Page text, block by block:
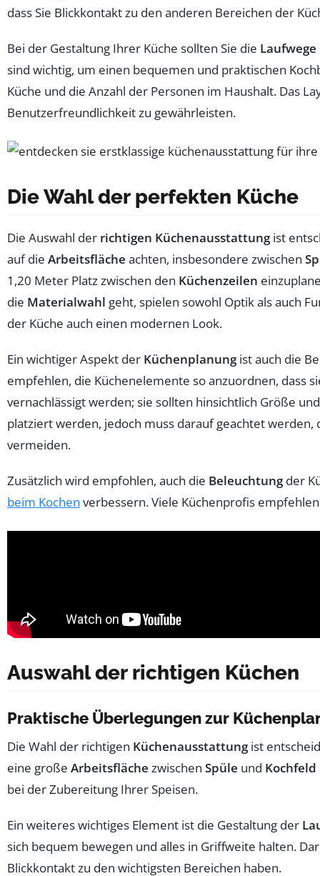
dass Sie Blickkontakt zu den anderen Bereichen der
Bei der Gestaltung Ihrer Küche sollten Sie die Laufwege
sind wichtig, um einen bequemen und praktischen
Küche und die Anzahl der Personen im Haushalt. Das
Benutzerfreundlichkeit zu gewährleisten.
Die Wahl der perfekten Küche
Die Auswahl der richtigen Küchenausstattungist
auf die Arbeitsfläche achten, insbesondere zwischen
1,20 Meter Platz zwischen den Küchenzeilen
die Materialwahl geht, spielen sowohl Optik als auch
der Küche auch einen modernen Look.
Ein wichtiger Aspekt der Küchenplanungist auch die
empfehlen, die Küchenelemente so anzuordnen, dass
vernachlässigt werden; sie sollten hinsichtlich Größe
platziert werden, jedoch muss darauf geachtet
vermeiden.
Zusätzlich wird empfohlen, auch die Beleuchtungder
beim Kochen verbessern. Viele Küchenprofis
Auswahl der richtigen Küchen
Praktische Überlegungen zur
Die Wahl der richtigen Küchenausstattungist
eine große Arbeitsfläche zwischen Spüle und Kochfeld
bei der Zubereitung Ihrer Speisen.
Ein weiteres wichtiges Element ist die Gestaltung der
sich bequem bewegen und alles in Griffweite halten.
Blickkontakt zu den wichtigsten Bereichen haben.